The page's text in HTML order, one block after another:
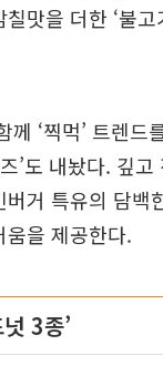
맛을 더한 ‘불고
께 ‘찍먹’ 트렌
’도 내놨다. 깊
거 특유의 담백
을 제공한다.
3종’